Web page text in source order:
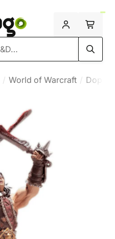
World of Warcraft